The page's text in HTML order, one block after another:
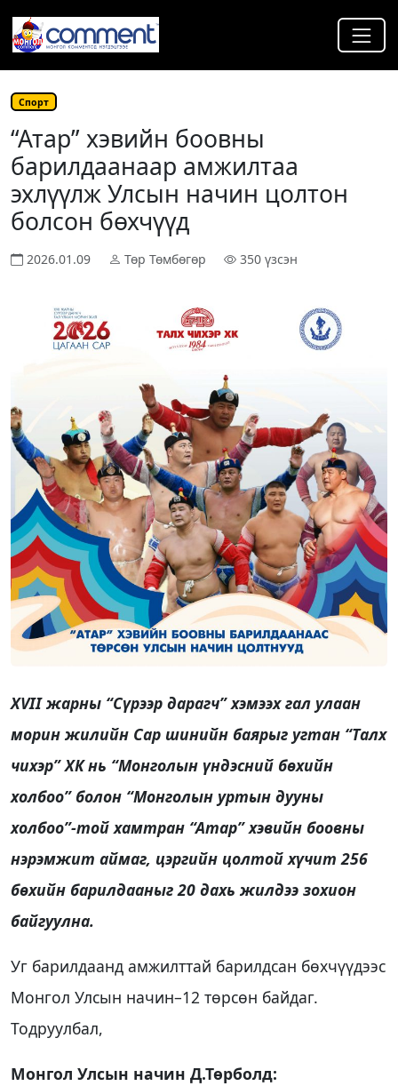
Спорт
“Атар” хэвийн боовны
барилдаанаар амжилтаа
эхлүүлж Улсын начин цолтон
болсон бөхчүүд
2026.01.09 Төр Төмбөгөр 350 үзсэн
XVII жарны “Сүрээр дарагч” хэмээх гал улаан
морин жилийн Сар шинийн баярыг угтан “Талх
чихэр” ХК нь “Монголын үндэсний бөхийн
холбоо” болон “Монголын уртын дууны
холбоо”-той хамтран “Атар” хэвийн боовны
нэрэмжит аймаг, цэргийн цолтой хүчит 256
бөхийн барилдааныг 20 дахь жилдээ зохион
байгуулна.
Уг барилдаанд амжилттай барилдсан бөхчүүдээс
Монгол Улсын начин–12 төрсөн байдаг.
Тодруулбал,
Монгол Улсын начин Д.Төрболд: